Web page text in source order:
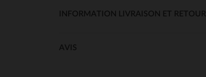
INFORMATION LIVRAISON ET RETOUR
AVIS